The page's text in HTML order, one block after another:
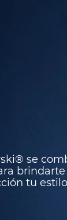
se
tu